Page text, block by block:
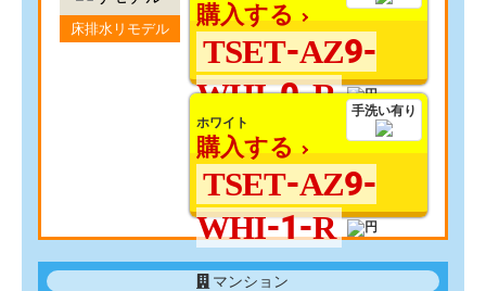
床排水リモデル
購入する
TSET-AZ9-
WHI-0-R
手洗い有り
ホワイト
購入する
TSET-AZ9-
WHI-1-R
マンション